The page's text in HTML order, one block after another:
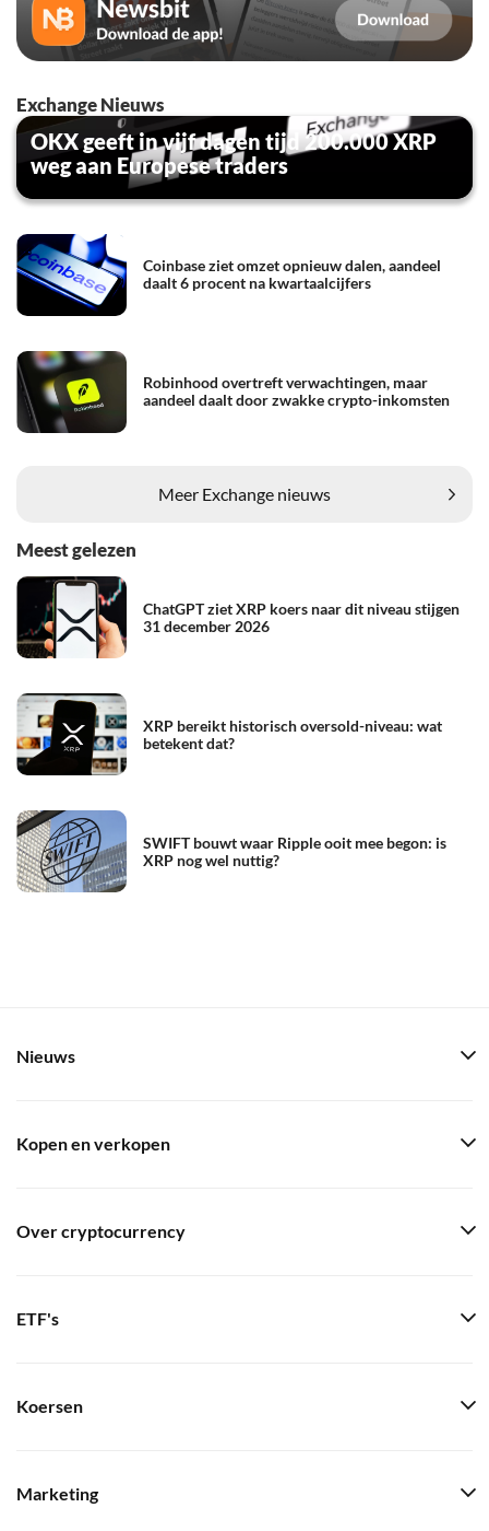
Exchange Nieuws
OKX geeft in vijf dagen tijd 200.000 XRP
weg aan Europese traders
Coinbase ziet omzet opnieuw dalen, aandeel
daalt 6 procent na kwartaalcijfers
Robinhood overtreft verwachtingen, maar
aandeel daalt door zwakke crypto-inkomsten
Meer Exchange nieuws
Meest gelezen
ChatGPT ziet XRP koers naar dit niveau stijgen
31 december 2026
XRP bereikt historisch oversold-niveau: wat
betekent dat?
SWIFT bouwt waar Ripple ooit mee begon: is
XRP nog wel nuttig?
Nieuws
Kopen en verkopen
Over cryptocurrency
ETF's
Koersen
Marketing